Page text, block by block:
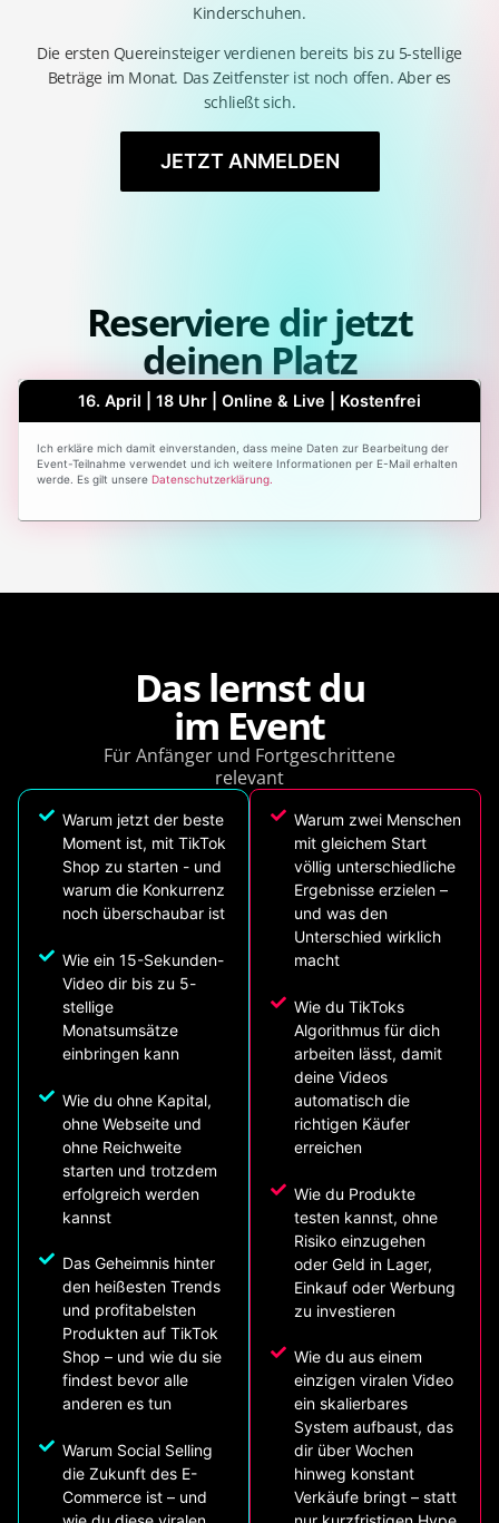
Kinderschuhen.
Die ersten Quereinsteiger verdienen bereits bis zu 5-stellige
Beträge im Monat. Das Zeitfenster ist noch offen. Aber es
schließt sich.
JETZT ANMELDEN
Reserviere dir jetzt
deinen Platz
16. April | 18 Uhr | Online & Live | Kostenfrei
Ich erkläre mich damit einverstanden, dass meine Daten zur Bearbeitung der
Event-Teilnahme verwendet und ich weitere Informationen per E-Mail erhalten
werde. Es gilt unsere Datenschutzerklärung.
Das lernst du
im Event
Für Anfänger und Fortgeschrittene
relevant
Warum jetzt der beste
Moment ist, mit TikTok
Shop zu starten - und
warum die Konkurrenz
noch überschaubar ist
Wie ein 15-Sekunden-
Video dir bis zu 5-
stellige
Monatsumsätze
einbringen kann
Wie du ohne Kapital,
ohne Webseite und
ohne Reichweite
starten und trotzdem
erfolgreich werden
kannst
Das Geheimnis hinter
den heißesten Trends
und profitabelsten
Produkten auf TikTok
Shop – und wie du sie
findest bevor alle
anderen es tun
Warum Social Selling
die Zukunft des E-
Commerce ist – und
Warum zwei Menschen
mit gleichem Start
völlig unterschiedliche
Ergebnisse erzielen –
und was den
Unterschied wirklich
macht
Wie du TikToks
Algorithmus für dich
arbeiten lässt, damit
deine Videos
automatisch die
richtigen Käufer
erreichen
Wie du Produkte
testen kannst, ohne
Risiko einzugehen
oder Geld in Lager,
Einkauf oder Werbung
zu investieren
Wie du aus einem
einzigen viralen Video
ein skalierbares
System aufbaust, das
dir über Wochen
hinweg konstant
Verkäufe bringt – statt